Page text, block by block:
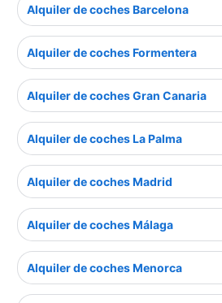
Alquiler de coches Barcelona
Alquiler de coches Formentera
Alquiler de coches Gran Canaria
Alquiler de coches La Palma
Alquiler de coches Madrid
Alquiler de coches Málaga
Alquiler de coches Menorca